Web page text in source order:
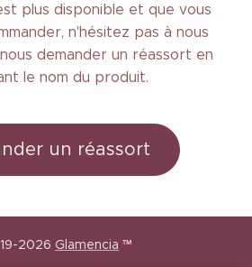
plus disponible et que vous
n'hésitez pas à nous
demander un réassort en
le nom du produit.
un réassort
2026 Glamencia ™